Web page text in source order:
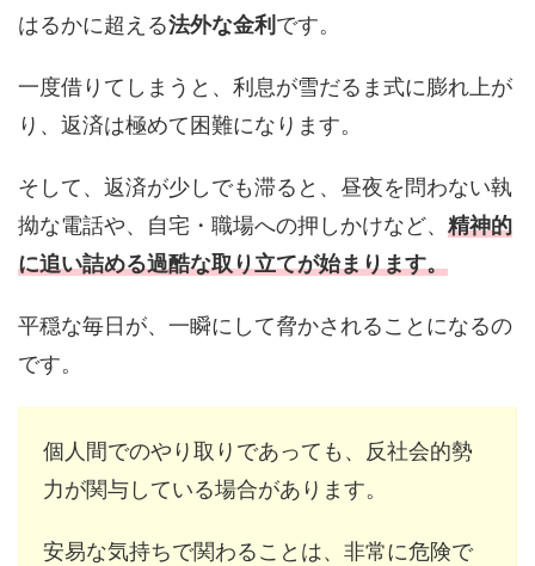
はるかに超える法外な金利 です。
一度借りてしまうと、利息が雪だるま式に膨れ上が
り、返済は極めて困難になります。
そして、返済が少しでも滞ると、昼夜を問わない執
拗な電話や、自宅・職場への押しかけなど、 精神的
に追い詰める過酷な取り立てが始まります。
平穏な毎日が、一瞬にして脅かされることになるの
です。
個人間でのやり取りであっても、反社会的勢
力が関与している場合があります。
安易な気持ちで関わることは、非常に危険で